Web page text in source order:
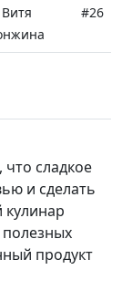
#26
сладкое
и сделать
полезных
продукт